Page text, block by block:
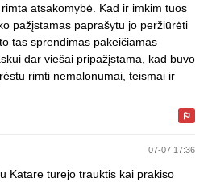
atsakomybė. Kad ir imkim tuos
pažįstamas paprašytu jo peržiūrėti
tas sprendimas pakeičiamas
dar viešai pripažįstama, kad buvo
rimti nemalonumai, teismai ir
07-07 17:36
Katare turejo trauktis kai prakiso